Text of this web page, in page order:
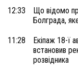
12:33
Що відомо
Болграда,
11:28
Екіпаж 18-ї
встановив
розвідника